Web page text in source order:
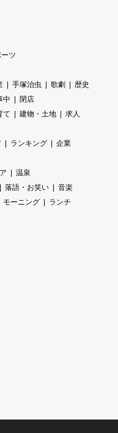
ツ
手塚治虫 歌劇
歴史
中
閉店
て 建物・土地
求人
ランキング
企業
温泉
落語・お笑い
音楽
モーニング
ランチ